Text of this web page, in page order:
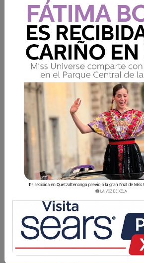
Inteligencia
para el médico
A continuación, se analizan
en las que la inteligencia
acompañadas de versículos de
refuerzan su importancia.
Edwin Ibarra 21 Enero 2025
Comparte